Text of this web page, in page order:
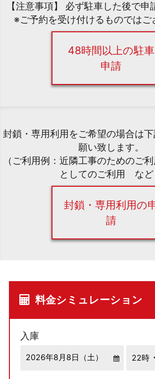
【注意事項】 必ず駐車した後で申
※ご予約を受け付けるものではご
48時間以上の駐車
申請
封鎖・専用利用をご希望の場合は
願い致します。
（ご利用例：近隣工事のためのご
としてのご利用 など
封鎖・専用利用の
請
料金シミュレーション
入庫